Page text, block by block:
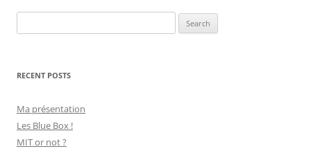
for:
RECENT POSTS
Ma présentation
Les Blue Box !
MIT or not ?